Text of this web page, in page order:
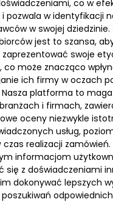
co w
pozwala w identyfikacji
w swojej dziedzinie.
jest to szansa,
zaprezentować swoje
co może znacząco
ich firmy w oczach
Nasza platforma to
i firmach,
oceny niezwykle
usług,
realizacji zamówień.
informacjom
się z doświadczeniami
dokonywać lepszych